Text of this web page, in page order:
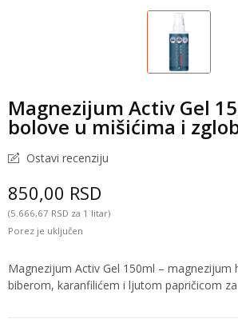
Magnezijum Activ Gel
bolove u mišićima i
Ostavi recenziju
850,00 RSD
(5.666,67 RSD za 1 litar)
Porez je uključen
Magnezijum Activ Gel 150ml – magnezijum
biberom, karanfilićem i ljutom papričicom